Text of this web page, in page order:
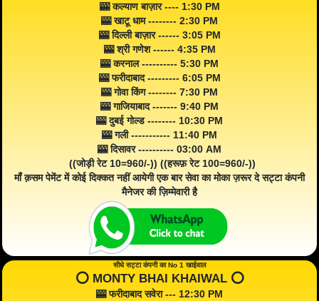
🎰 कल्याण बाज़ार ---- 1:30 PM
🎰 खाटू धाम -------- 2:30 PM
🎰 दिल्ली बाज़ार ------ 3:05 PM
🎰 श्री गणेश ------ 4:35 PM
🎰 करनाल ---------- 5:30 PM
🎰 फरीदाबाद --------- 6:05 PM
🎰 गोवा किंग -------- 7:30 PM
🎰 गाजियाबाद ------- 9:40 PM
🎰 दुबई गोल्ड -------- 10:30 PM
🎰 गली ----------- 11:40 PM
🎰 दिसावर ---------- 03:00 AM
((जोड़ी रेट 10=960/-)) ((हरूफ़ रेट 100=960/-))
माँ क़सम पेमेंट में कोई दिक्कत नहीं आयेगी एक बार सेवा का मोका ज़रूर दे सट्टा कंपनी
मैनेजर की ज़िम्मेवारी है
सीधे सट्टा कंपनी का No 1 खाईवाल
⭕️ MONTY BHAI KHAIWAL ⭕️
🎰 फरीदाबाद सवेरा --- 12:30 PM